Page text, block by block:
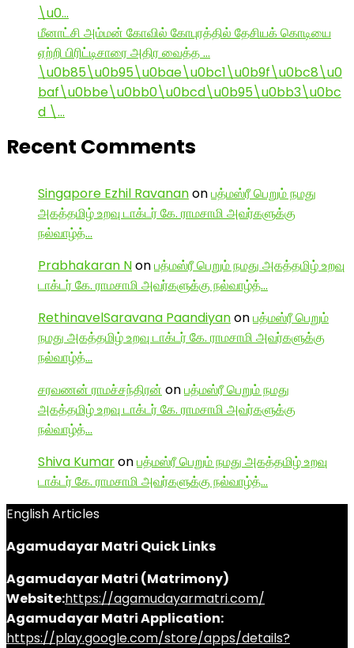
\u0…
மீனாட்சி அம்மன் கோவில் கோபுரத்தில் தேசியக் கொடியை
ஏற்றி பிரிட்டிசாரை அதிர வைத்த …
\u0b85\u0b95\u0bae\u0bc1\u0b9f\u0bc8\u0
baf\u0bbe\u0bb0\u0bcd\u0b95\u0bb3\u0bc
d \…
Recent Comments
Singapore Ezhil Ravananonபத்மஸ்ரீ பெறும் நமது
அகத்தமிழ் உறவு டாக்டர் கே. ராமசாமி அவர்களுக்கு
நல்வாழ்த்…
Prabhakaran Nonபத்மஸ்ரீ பெறும் நமது அகத்தமிழ் உறவு
டாக்டர் கே. ராமசாமி அவர்களுக்கு நல்வாழ்த்…
RethinavelSaravana Paandiyanonபத்மஸ்ரீ பெறும்
நமது அகத்தமிழ் உறவு டாக்டர் கே. ராமசாமி அவர்களுக்கு
நல்வாழ்த்…
சரவணன் ராமச்சந்திரன் onபத்மஸ்ரீ பெறும் நமது
அகத்தமிழ் உறவு டாக்டர் கே. ராமசாமி அவர்களுக்கு
நல்வாழ்த்…
Shiva Kumaronபத்மஸ்ரீ பெறும் நமது அகத்தமிழ் உறவு
டாக்டர் கே. ராமசாமி அவர்களுக்கு நல்வாழ்த்…
English Articles
Agamudayar Matri Quick Links
Agamudayar Matri (Matrimony)
Website:https://agamudayarmatri.com/
Agamudayar Matri Application:
https://play.google.com/store/apps/details?